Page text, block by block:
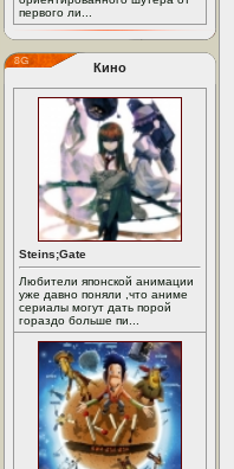
первого ли...
Кино
Steins;Gate
Любители японской анимации
уже давно поняли ,что аниме
сериалы могут дать порой
гораздо больше пи...